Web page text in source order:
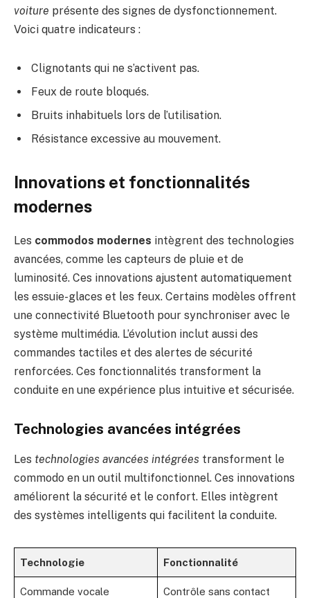
voiture présente des signes de dysfonctionnement.
Voici quatre indicateurs :
Clignotants qui ne s’activent pas.
Feux de route bloqués.
Bruits inhabituels lors de l’utilisation.
Résistance excessive au mouvement.
Innovations et fonctionnalités
modernes
Les commodos modernes intègrent des technologies
avancées, comme les capteurs de pluie et de
luminosité. Ces innovations ajustent automatiquement
les essuie-glaces et les feux. Certains modèles offrent
une connectivité Bluetooth pour synchroniser avec le
système multimédia. L’évolution inclut aussi des
commandes tactiles et des alertes de sécurité
renforcées. Ces fonctionnalités transforment la
conduite en une expérience plus intuitive et sécurisée.
Technologies avancées intégrées
Les technologies avancées intégrées transforment le
commodo en un outil multifonctionnel. Ces innovations
améliorent la sécurité et le confort. Elles intègrent
des systèmes intelligents qui facilitent la conduite.
Technologie Fonctionnalité
Commande vocale Contrôle sans contact